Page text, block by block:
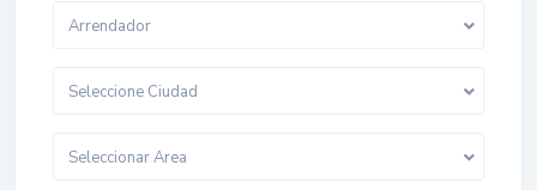
Arrendador
Seleccione Ciudad
Seleccionar Area